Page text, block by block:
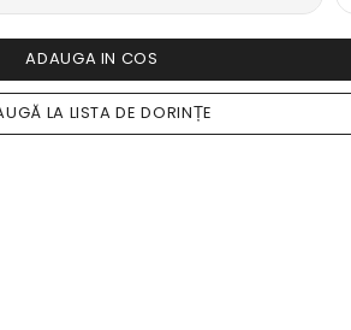
ADAUGA IN COS
LA LISTA DE DORINȚE